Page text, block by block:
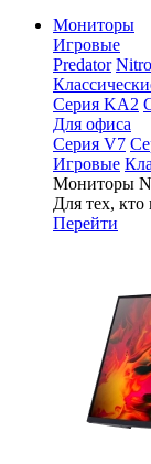
Мониторы
Игровые
Predator Nitro
Серия KA2
Для офиса
Серия V7
Игровые
Мониторы
Для тех, кто
Перейти